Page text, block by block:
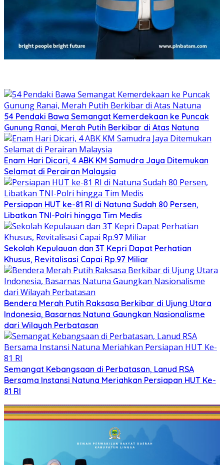
54 Pendaki Bawa Semangat Kemerdekaan ke Puncak
Gunung Ranai, Merah Putih Berkibar di Atas Natuna
Enam Hari Dicari, 4 ABK KM Samudra Jaya Ditemukan
Selamat di Perairan Malaysia
Persiapan HUT ke-81 RI di Natuna Sudah 80 Persen,
Libatkan TNI-Polri hingga Tim Medis
Sekolah Kepulauan dan 3T Kepri Dapat Perhatian
Khusus, Revitalisasi Capai Rp.97 Miliar
Bendera Merah Putih Raksasa Berkibar di Ujung Utara
Indonesia, Basarnas Natuna Gaungkan Nasionalisme
dari Wilayah Perbatasan
Semangat Kebangsaan di Perbatasan, Lanud RSA
Bersama Instansi Natuna Meriahkan Persiapan HUT Ke-
81 RI